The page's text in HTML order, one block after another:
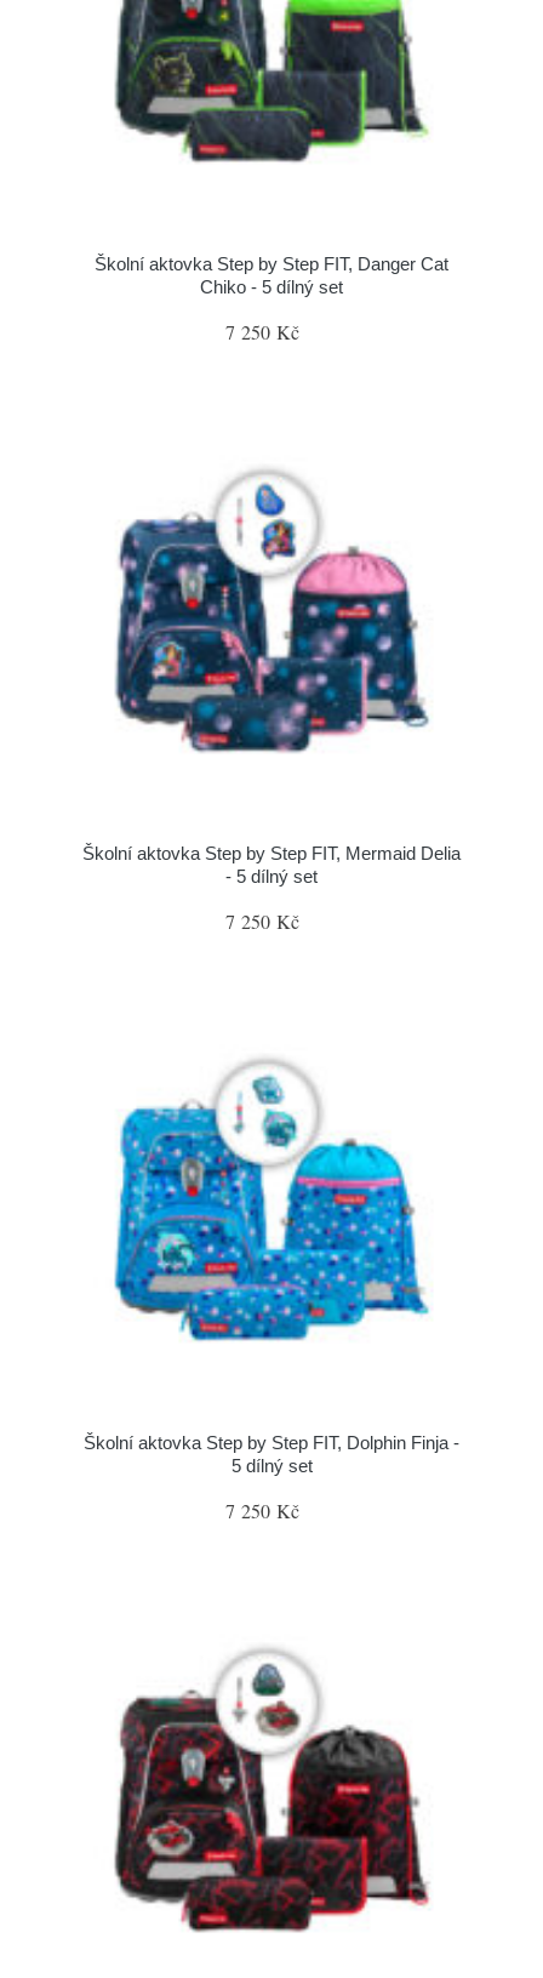
Školní aktovka Step by Step FIT, Danger Cat
Chiko - 5 dílný set
7 250 Kč
Školní aktovka Step by Step FIT, Mermaid Delia
- 5 dílný set
7 250 Kč
Školní aktovka Step by Step FIT, Dolphin Finja -
5 dílný set
7 250 Kč